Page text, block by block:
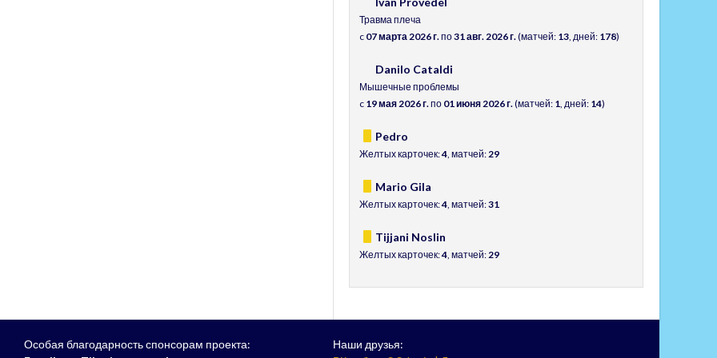
Травма плеча
c 07 марта 2026 г. по31 авг. 2026 г. (матчей: 13 , дней: 178)
Danilo Cataldi
Мышечные проблемы
c 19 мая 2026 г. по 01 июня 2026 г. (матчей: 1 , дней: 14)
Pedro
Желтых карточек:4 , матчей: 29
Mario Gila
Желтых карточек:4 , матчей:31
Tijjani Noslin
Желтых карточек:4 , матчей: 29
Особая благодарность спонсорам проекта:
Наши друзья: